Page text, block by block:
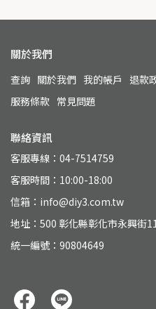
關於我們
查詢 關於我們 我的帳戶 退款
服務條款 常見問題
聯絡資訊
客服專線：04-7514759
客服時間：10:00-18:00
信箱：info@diy3.com.tw
地址：500 彰化縣彰化市永興街
統一編號：90804649